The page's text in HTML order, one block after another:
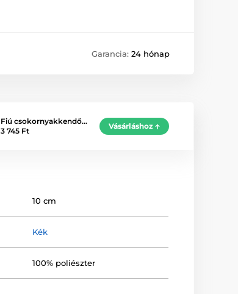
Garancia: 24 hónap
Fiú csokornyakkendő…
3 745 Ft
Vásárláshoz
10 cm
Kék
100% poliészter